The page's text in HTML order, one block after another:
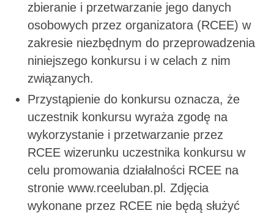
zbieranie i przetwarzanie jego danych
osobowych przez organizatora (RCEE) w
zakresie niezbędnym do przeprowadzenia
niniejszego konkursu i w celach z nim
związanych.
Przystąpienie do konkursu oznacza, że
uczestnik konkursu wyraża zgodę na
wykorzystanie i przetwarzanie przez
RCEE wizerunku uczestnika konkursu w
celu promowania działalności RCEE na
stronie www.rceeluban.pl. Zdjęcia
wykonane przez RCEE nie będą służyć